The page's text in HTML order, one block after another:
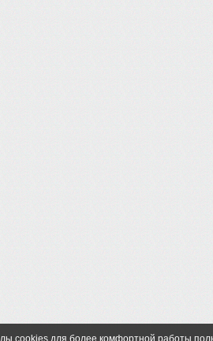
cookies для более комфортной работы